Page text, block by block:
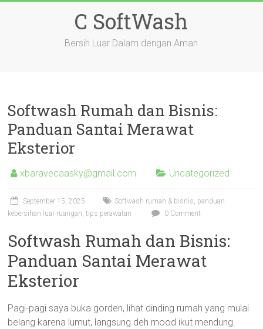
C SoftWash
Bersih Luar Dalam dengan Aman
Softwash Rumah dan Bisnis:
Panduan Santai Merawat
Eksterior
xbaravecaasky@gmail.com Uncategorized
September 15, 2025
Softwash rumah & bisnis, panduan
kebersihan luar ruangan, tips perawatan
0 Comment
Softwash Rumah dan Bisnis:
Panduan Santai Merawat
Eksterior
Pagi-pagi saya buka gorden, lihat dinding rumah yang mulai
belang karena lumut, langsung deh mood ikut mendung.